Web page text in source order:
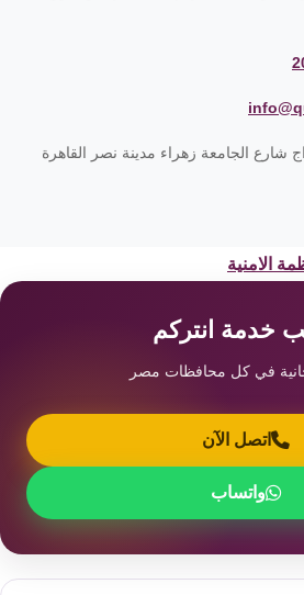
شارع الجامعة زهراء مدينة نصر القاهرة
الامنية
خدمة انتركم
في كل محافظات مصر
اتصل الآن
واتساب